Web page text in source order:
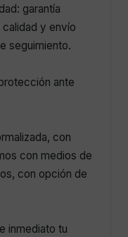
garantía
y envío
seguimiento.
ante
con
con medios de
con opción de
inmediato tu